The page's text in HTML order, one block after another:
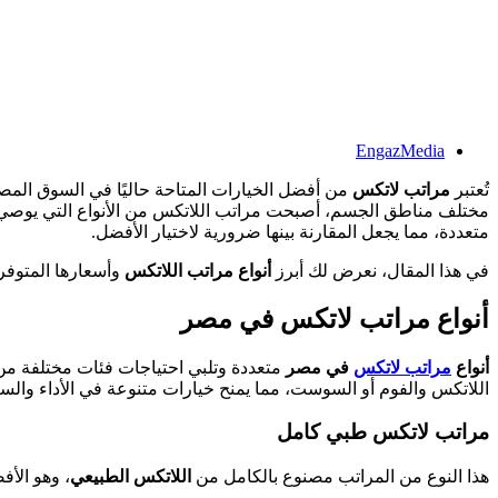
EngazMedia
تُعتبر مراتب لاتكس من أفضل الخيارات المتاحة حاليًا في السوق
مختلف مناطق الجسم، أصبحت مراتب اللاتكس من الأنواع التي
متعددة، مما يجعل المقارنة بينها ضرورية لاختيار الأفضل.
في هذا المقال، نعرض لك أبرز أنواع مراتب اللاتكس وأسعارها المتوفرة في السوق المصري لعام
أنواع مراتب لاتكس في مصر
أنواع مراتب لاتكس في مصر متعددة وتلبي احتياجات فئات مختلفة
اللاتكس والفوم أو السوست، مما يمنح خيارات متنوعة في الأداء
مراتب لاتكس طبي كامل
هذا النوع من المراتب مصنوع بالكامل من اللاتكس الطبيعي، وهو